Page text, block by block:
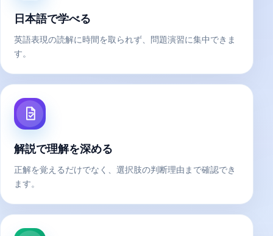
日本語で学べる
英語表現の読解に時間を取られず、問題演習に集中できま
す。
解説で理解を深める
正解を覚えるだけでなく、選択肢の判断理由まで確認でき
ます。